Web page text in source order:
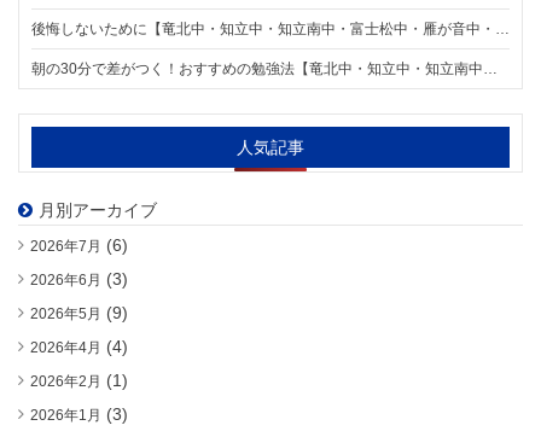
後悔しないために【竜北中・知立中・知立南中・富士松中・雁が音中・前林中エリアの個別指導塾 明海学院 知立校】
朝の30分で差がつく！おすすめの勉強法【竜北中・知立中・知立南中・富士松中・雁が音中・前林中エリアの個別指導塾 明海学院 知立校】
人気記事
月別アーカイブ
2026年7月 (6)
2026年6月 (3)
2026年5月 (9)
2026年4月 (4)
2026年2月 (1)
2026年1月 (3)